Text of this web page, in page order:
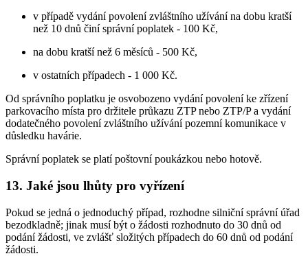
v případě vydání povolení zvláštního užívání na dobu kratší
než 10 dnů činí správní poplatek - 100 Kč,
na dobu kratší než 6 měsíců - 500 Kč,
v ostatních případech - 1 000 Kč.
Od správního poplatku je osvobozeno vydání povolení ke zřízení
parkovacího místa pro držitele průkazu ZTP nebo ZTP/P a vydání
dodatečného povolení zvláštního užívání pozemní komunikace v
důsledku havárie.
Správní poplatek se platí poštovní poukázkou nebo hotově.
13. Jaké jsou lhůty pro vyřízení
Pokud se jedná o jednoduchý případ, rozhodne silniční správní úřad
bezodkladně; jinak musí být o žádosti rozhodnuto do 30 dnů od
podání žádosti, ve zvlášť složitých případech do 60 dnů od podání
žádosti.